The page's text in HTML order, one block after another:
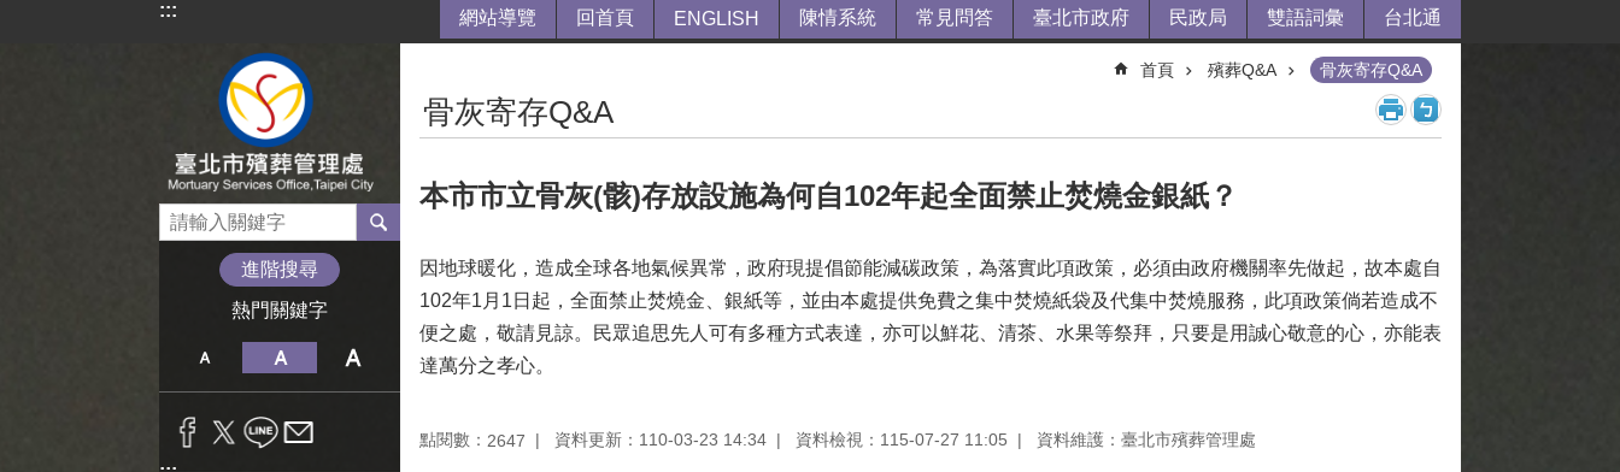
跳到主要內容區塊
::: 網站導覽 回首頁 ENGLISH 陳情系統 常見問答 臺北市政府 民政局 雙語詞彙 台北通
進階搜尋
熱門關鍵字
首頁 殯葬Q&A 骨灰寄存Q&A
骨灰寄存Q&A
本市市立骨灰(骸)存放設施為何自102年起全面禁止焚燒金銀紙？
因地球暖化，造成全球各地氣候異常，政府現提倡節能減碳政策，為落實此項政策，必須由政府機關率先做起，故本處自
102年1月1日起，全面禁止焚燒金、銀紙等，並由本處提供免費之集中焚燒紙袋及代集中焚燒服務，此項政策倘若造成不
便之處，敬請見諒。民眾追思先人可有多種方式表達，亦可以鮮花、清茶、水果等祭拜，只要是用誠心敬意的心，亦能表
達萬分之孝心。
點閱數： 2647 資料更新：110-03-23 14:34 資料檢視：115-07-27 11:05 資料維護：臺北市殯葬管理處